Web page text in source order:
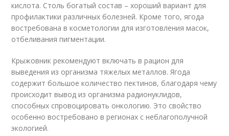
кислота. Столь богатый состав – хороший вариант для
профилактики различных болезней. Кроме того, ягода
востребована в косметологии для изготовления масок,
отбеливания пигментации.
Крыжовник рекомендуют включать в рацион для
выведения из организма тяжелых металлов. Ягода
содержит большое количество пектинов, благодаря чему
происходит вывод из организма радионуклидов,
способных спровоцировать онкологию. Это свойство
особенно востребовано в регионах с неблагополучной
экологией.